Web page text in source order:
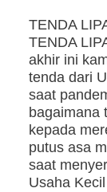
TENDA
TENDA
akhir ini
tenda dari
saat
bagaimana
kepada
putus asa
saat
Usaha